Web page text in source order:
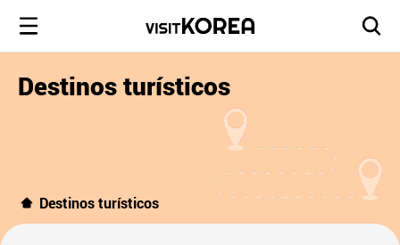
Destinos turísticos
Destinos turísticos